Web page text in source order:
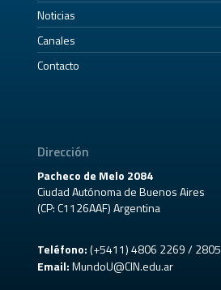
Noticias
Canales
Contacto
Dirección
Pacheco de Melo 2084
Ciudad Autónoma de Buenos Aires
(CP: C1126AAF) Argentina
Teléfono:(+5411) 4806 2269 / 2805
Email: MundoU@CIN.edu.ar